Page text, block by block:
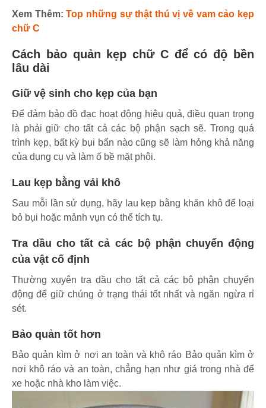
Xem Thêm:Top những sự thật thú vị về vam cảo kẹp
chữ C
Cách bảo quản kẹp chữ C để có độ bền
lâu dài
Giữ vệ sinh cho kẹp của bạn
Để đảm bảo đồ đạc hoạt động hiệu quả, điều quan trọng
là phải giữ cho tất cả các bộ phận sạch sẽ. Trong quá
trình kẹp, bất kỳ bụi bẩn nào cũng sẽ làm hỏng khả năng
của dụng cụ và làm ố bề mặt phôi.
Lau kẹp bằng vải khô
Sau mỗi lần sử dụng, hãy lau kẹp bằng khăn khô để loại
bỏ bụi hoặc mảnh vụn có thể tích tụ.
Tra dầu cho tất cả các bộ phận chuyển động
của vật cố định
Thường xuyên tra dầu cho tất cả các bộ phận chuyển
động để giữ chúng ở trạng thái tốt nhất và ngăn ngừa rỉ
sét.
Bảo quản tốt hơn
Bảo quản kìm ở nơi an toàn và khô ráo Bảo quản kìm ở
nơi khô ráo và an toàn, chẳng hạn như giá trong nhà để
xe hoặc nhà kho làm việc.